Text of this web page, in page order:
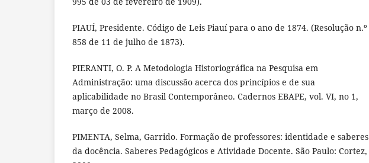
PIAUÍ, Presidente. Código de Leis Piauí para o ano de 1874. (Resolução n.º
858 de 11 de julho de 1873).
PIERANTI, O. P. A Metodologia Historiográfica na Pesquisa em
Administração: uma discussão acerca dos princípios e de sua
aplicabilidade no Brasil Contemporâneo. Cadernos EBAPE, vol. VI, no 1,
março de 2008.
PIMENTA, Selma, Garrido. Formação de professores: identidade e saberes
da docência. Saberes Pedagógicos e Atividade Docente. São Paulo: Cortez,